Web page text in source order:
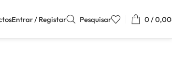
Entrar / Registar Pesquisar 0/0,00